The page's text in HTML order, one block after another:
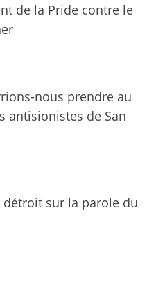
de la Pride contre le
nous prendre au
antisionistes de San
sur la parole du